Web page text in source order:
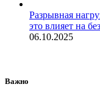
Разрывная
это влияет на
06.10.2025
Важно